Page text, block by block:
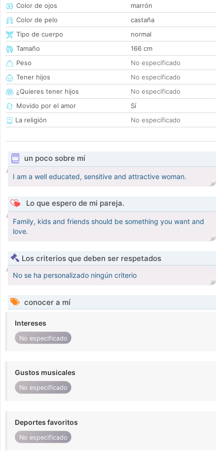
Color de ojos
marrón
Color de pelo
castaña
Tipo de cuerpo
normal
Tamaño
166 cm
Peso
No especificado
Tener hijos
No especificado
¿Quieres tener hijos
No especificado
Movido por el amor
Sí
La religión
No especificado
un poco sobre mí
I am a well educated, sensitive and attractive woman.
Lo que espero de mi pareja.
Family, kids and friends should be something you want and
love.
Los criterios que deben ser respetados
No se ha personalizado ningún criterio
conocer a mí
Intereses
No especificado
Gustos musicales
No especificado
Deportes favoritos
No especificado